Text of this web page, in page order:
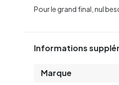
Pour le grand final, nul
Informations
Marque